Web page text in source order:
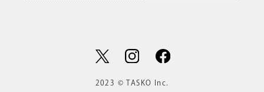
2023 © TASKO Inc.